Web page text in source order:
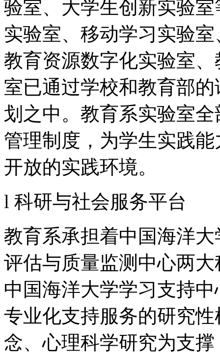
验室、大学生创新实验
实验室、移动学习实验
教育资源数字化实验室
室已通过学校和教育部
划之中。教育系实验室
管理制度，为学生实践
开放的实践环境。
l 科研与社会服务平台
教育系承担着中国海洋
评估与质量监测中心两
中国海洋大学学习支持
专业化支持服务的研究
念、心理科学研究为支